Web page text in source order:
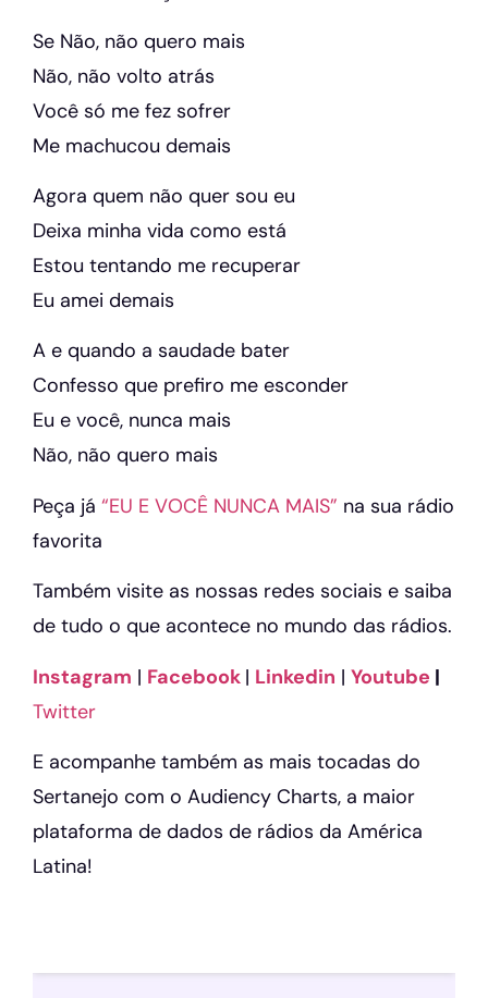
Se Não, não quero mais
Não, não volto atrás
Você só me fez sofrer
Me machucou demais
Agora quem não quer sou eu
Deixa minha vida como está
Estou tentando me recuperar
Eu amei demais
A e quando a saudade bater
Confesso que prefiro me esconder
Eu e você, nunca mais
Não, não quero mais
Peça já “EU E VOCÊ NUNCA MAIS” na sua rádio
favorita
Também visite as nossas redes sociais e saiba
de tudo o que acontece no mundo das rádios.
Instagram | Facebook | Linkedin | Youtube |
Twitter
E acompanhe também as mais tocadas do
Sertanejo com o Audiency Charts, a maior
plataforma de dados de rádios da América
Latina!